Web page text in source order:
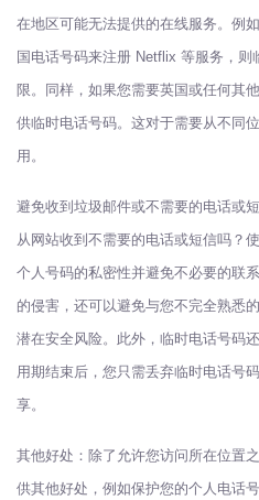
在地区可能无法提供的在线服务。例
国电话号码来注册 Netflix 等服务，
限。同样，如果您需要英国或任何其
供临时电话号码。这对于需要从不同
用。
避免收到垃圾邮件或不需要的电话或
从网站收到不需要的电话或短信吗？
个人号码的私密性并避免不必要的联
的侵害，还可以避免与您不完全熟悉
潜在安全风险。此外，临时电话号码
用期结束后，您只需丢弃临时电话号
享。
其他好处：除了允许您访问所在位置
供其他好处，例如保护您的个人电话